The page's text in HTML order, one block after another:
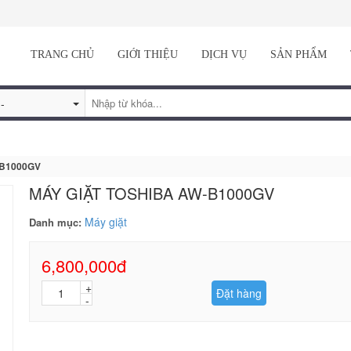
TRANG CHỦ GIỚI THIỆU DỊCH VỤ SẢN PHẨM
MÁY GIẶT TOSHIBA AW-B1000GV
Danh mục: Máy giặt
6,800,000đ
Đặt hàng